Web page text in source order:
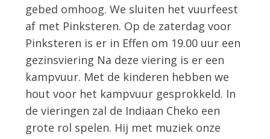
gebed omhoog. We sluiten het vuurfeest
af met Pinksteren. Op de zaterdag voor
Pinksteren is er in Effen om 19.00 uur een
gezinsviering Na deze viering is er een
kampvuur. Met de kinderen hebben we
hout voor het kampvuur gesprokkeld. In
de vieringen zal de Indiaan Cheko een
grote rol spelen. Hij met muziek onze